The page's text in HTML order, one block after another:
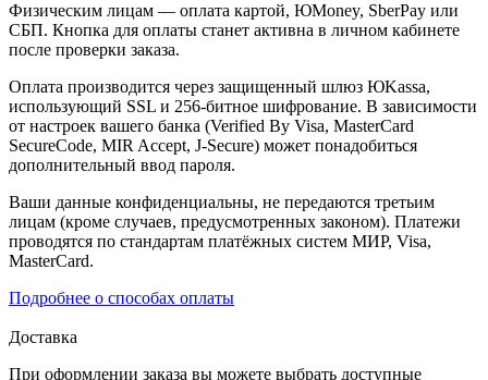
Физическим лицам — оплата картой, ЮMoney, SberPay или
СБП. Кнопка для оплаты станет активна в личном кабинете
после проверки заказа.
Оплата производится через защищенный шлюз ЮKassa,
использующий SSL и 256-битное шифрование. В зависимости
от настроек вашего банка (Verified By Visa, MasterCard
SecureCode, MIR Accept, J-Secure) может понадобиться
дополнительный ввод пароля.
Ваши данные конфиденциальны, не передаются третьим
лицам (кроме случаев, предусмотренных законом). Платежи
проводятся по стандартам платёжных систем МИР, Visa,
MasterCard.
Подробнее о способах оплаты
Доставка
При оформлении заказа вы можете выбрать доступные